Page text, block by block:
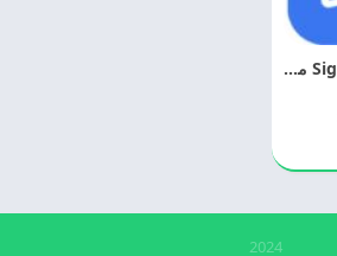
تحميل سيجنال 2025 Signal مهكر اخر تحديث مجانا
2024